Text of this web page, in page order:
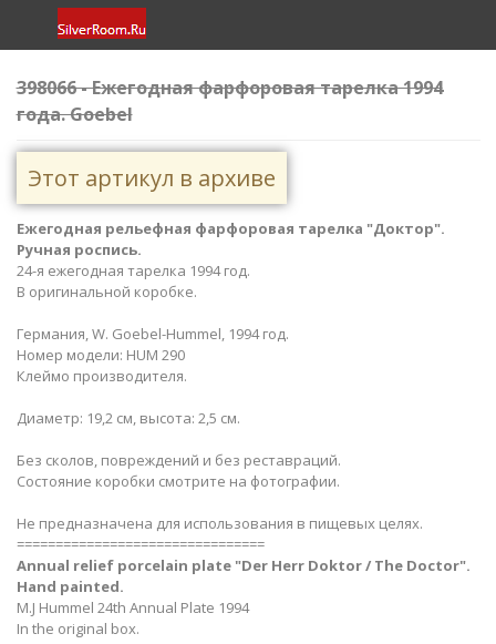
398066 - Ежегодная фарфоровая тарелка 1994
года. Goebel
Этот артикул в архиве
Ежегодная рельефная фарфоровая тарелка "Доктор".
Ручная роспись.
24-я ежегодная тарелка 1994 год.
В оригинальной коробке.
Германия, W. Goebel-Hummel, 1994 год.
Номер модели: HUM 290
Клеймо производителя.
Диаметр: 19,2 см, высота: 2,5 см.
Без сколов, повреждений и без реставраций.
Состояние коробки смотрите на фотографии.
Не предназначена для использования в пищевых целях.
================================
Annual relief porcelain plate​​ "Der Herr Doktor / The Doctor".
Hand painted.
M.J Hummel 24th Annual Plate 1994
In the original box.